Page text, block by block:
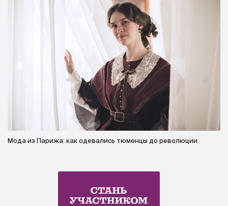
Мода из Парижа: как одевались тюменцы до революции